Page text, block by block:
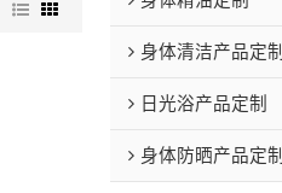
身体清洁产品定制
日光浴产品定制
身体防晒产品定制